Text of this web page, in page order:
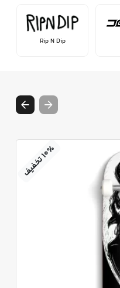
Grizzly
۱
۰
٪
ت
خ
ف
ی
ف